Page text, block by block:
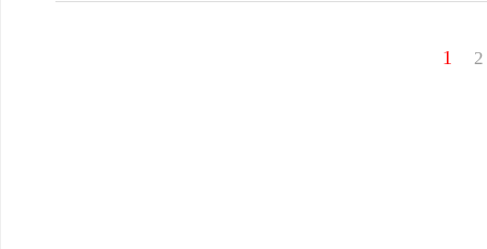
1 2